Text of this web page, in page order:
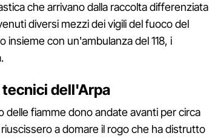
che arrivano dalla raccolta differenziata
diversi mezzi dei vigili del fuoco del
insieme con un'ambulanza del 118, i
dell'Arpa
delle fiamme dono andate avanti per circa
a domare il rogo che ha distrutto